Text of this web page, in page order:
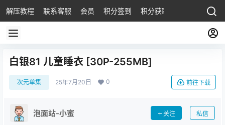
解压教程 联系客服 会员 积分签到 积分获取
白银81 儿童睡衣 [30P-255MB]
次元单集 25年7月20日 0 前往下载
泡面站-小蜜 关注 私信